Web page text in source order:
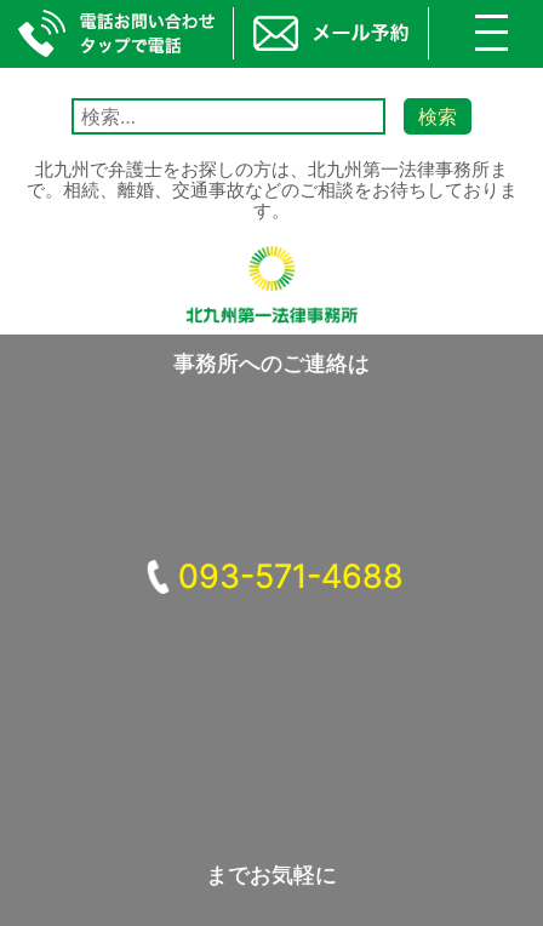
検
索:
北九州で弁護士をお探しの方は、北九州第一法律事務所ま
で。相続、離婚、交通事故などのご相談をお待ちしておりま
す。
事務所へのご連絡は
093-571-4688
までお気軽に